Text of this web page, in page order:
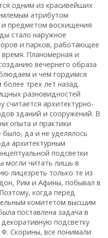
одним из красивейших
атрибутом
предметом восхищения
стало наружное
и парков, работающее
время. Планомерная и
вечернего образа
и чем гордимся
трех лет назад.
разновидностей
считается архитектурно-
зданий и сооружений. В
опыта и практики
да и не уделялось
архитектурным
подсветки
могли читать лишь в
лицезреть только те из
Рим и Афины, побывал в
когда перед
комитетом высшим
поставлена задача в
подсветку
Скорины, все понимали